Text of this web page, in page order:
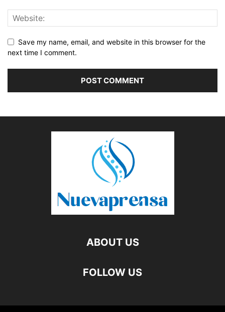
Save my name, email, and website in this browser for the
next time I comment.
ABOUT US
FOLLOW US